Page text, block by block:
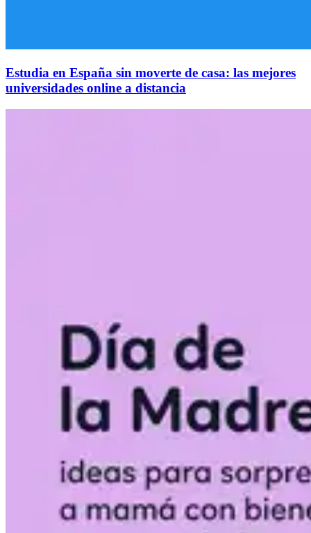
Estudia en España sin moverte de casa: las mejores
universidades online a distancia